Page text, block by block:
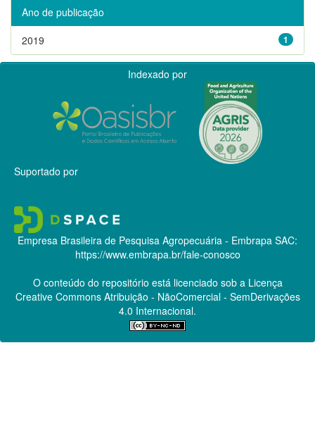
Ano de publicação
1
2019
Indexado por
Suportado por
Empresa Brasileira de Pesquisa Agropecuária - Embrapa SAC:
https://www.embrapa.br/fale-conosco
O conteúdo do repositório está licenciado sob a Licença
Creative CommonsAtribuição - NãoComercial - SemDerivações
4.0 Internacional.